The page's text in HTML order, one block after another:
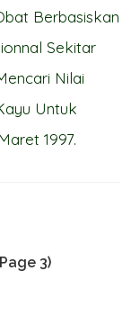
Berbasiskan
Sekitar
Nilai
Untuk
1997.
3)